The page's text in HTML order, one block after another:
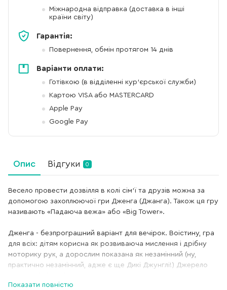
Міжнародна відправка (доставка в інші
країни світу)
Гарантія:
Повернення, обмін протягом 14 днів
Варіанти оплати:
Готівкою (в відділенні кур'єрської служби)
Картою VISA або MASTERCARD
Apple Pay
Google Pay
Опис Відгуки 0
Весело провести дозвілля в колі сім'ї та друзів можна за
допомогою захоплюючої гри Дженга (Джанга). Також ця гру
називають «Падаюча вежа» або «Big Tower».
Дженга - безпрограшний варіант для вечірок. Воістину, гра
для всіх: дітям корисна як розвиваюча мислення і дрібну
моторику рук, а дорослим показана як незамінний (ну,
практично незамінний, адже є ще Дикі Джунглі!) Джерело
Показати повністю